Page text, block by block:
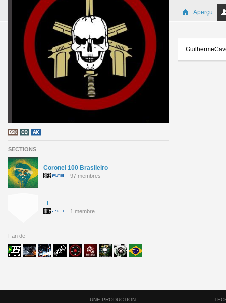
SECTIONS
Coronel 100 Brasileiro
97 membres
1 membre
Fan de
Aperçu
UNE PRODUCTION